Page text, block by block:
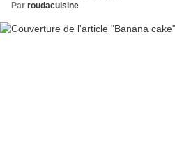
Par roudacuisine